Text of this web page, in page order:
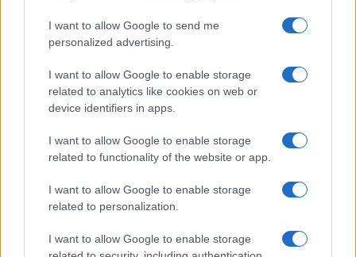
I want to allow Google to send me
personalized advertising.
I want to allow Google to enable storage
related to analytics like cookies on web or
device identifiers in apps.
I want to allow Google to enable storage
related to functionality of the website or app.
I want to allow Google to enable storage
related to personalization.
I want to allow Google to enable storage
ΕΤΙΚΕΤΕΣ Mercedes Microsoft
Renault – Peugeot – Citroen:
Επόμενο άρθρο
Γερμανία: Αύξηση των